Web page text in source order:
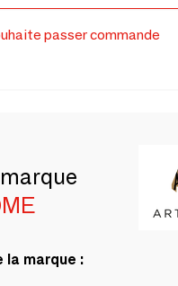
passer commande
la marque :